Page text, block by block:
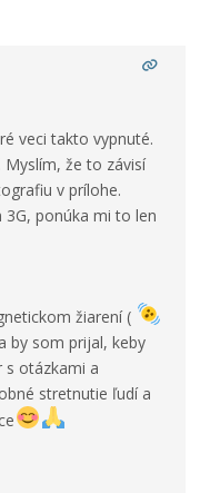
veci takto vypnuté.
Myslím, že to závisí
v prílohe.
ponúka mi to len
žiarení (
by som prijal, keby
s otázkami a
stretnutie ľudí a